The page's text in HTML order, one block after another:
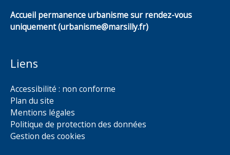
Accueil permanence urbanisme sur rendez-vous
uniquement (urbanisme@marsilly.fr)
Liens
Accessibilité : non conforme
Plan du site
Mentions légales
Politique de protection des données
Gestion des cookies